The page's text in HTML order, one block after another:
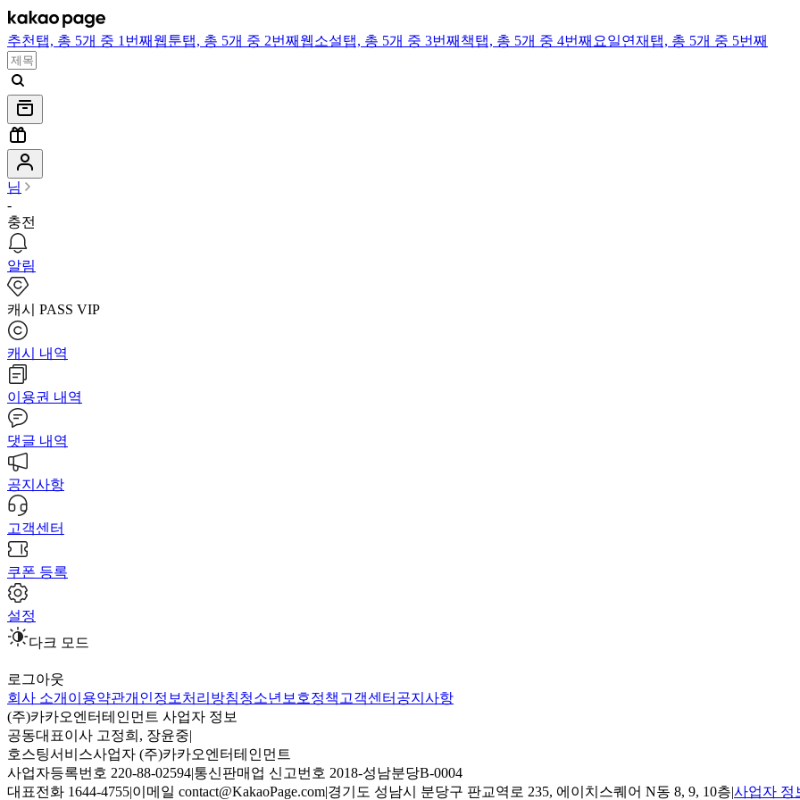
추천 탭, 총 5개 중 1번째 웹툰탭, 총 5개 중 2번째 웹소설탭, 총 5개 중 3번째 책탭, 총 5개 중 4번째 요일연재 탭, 총 5개 중 5번째
님
-
충전
알림
캐시 PASS VIP
캐시 내역
이용권 내역
댓글 내역
공지사항
고객센터
쿠폰 등록
설정
다크 모드
로그아웃
회사 소개 이용약관개인정보처리방침청소년보호정책 고객센터 공지사항
(주)카카오엔터테인먼트 사업자 정보
공동대표이사 고정희, 장윤중|
호스팅서비스사업자 (주)카카오엔터테인먼트
사업자등록번호 220-88-02594|통신판매업 신고번호 2018-성남분당B-0004
대표전화 1644-4755|이메일 contact@KakaoPage.com|경기도 성남시 분당구 판교역로 235, 에이치스퀘어 N동 8, 9, 10층|사업자 정